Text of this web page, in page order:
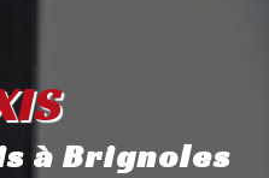
à Brignoles